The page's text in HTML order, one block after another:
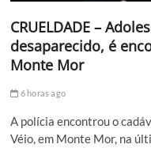
CRUELDADE –
desaparecido, é
Monte Mor
6 horas ago
A polícia encontrou o
Véio, em Monte Mor, na